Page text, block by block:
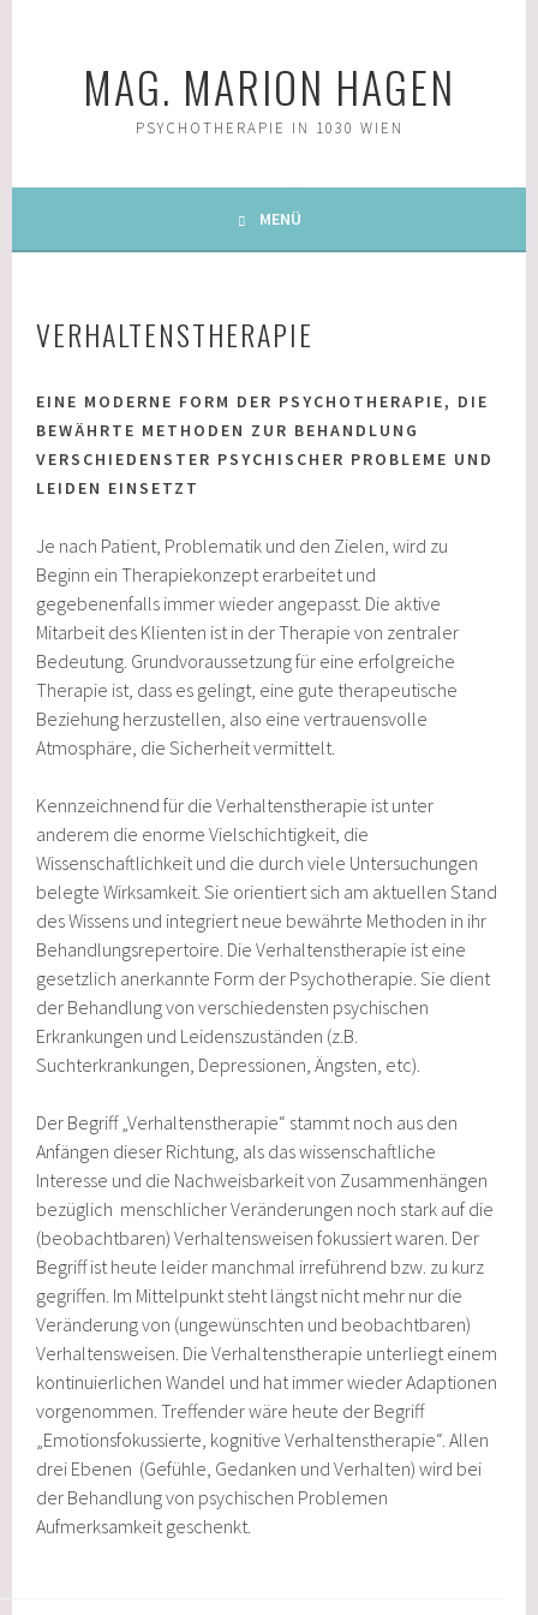
MAG. MARION HAGEN
PSYCHOTHERAPIE IN 1030 WIEN
MENÜ
VERHALTENSTHERAPIE
EINE MODERNE FORM DER PSYCHOTHERAPIE, DIE
BEWÄHRTE METHODEN ZUR BEHANDLUNG
VERSCHIEDENSTER PSYCHISCHER PROBLEME UND
LEIDEN EINSETZT
Je nach Patient, Problematik und den Zielen, wird zu
Beginn ein Therapiekonzept erarbeitet und
gegebenenfalls immer wieder angepasst. Die aktive
Mitarbeit des Klienten ist in der Therapie von zentraler
Bedeutung. Grundvoraussetzung für eine erfolgreiche
Therapie ist, dass es gelingt, eine gute therapeutische
Beziehung herzustellen, also eine vertrauensvolle
Atmosphäre, die Sicherheit vermittelt.
Kennzeichnend für die Verhaltenstherapie ist unter
anderem die enorme Vielschichtigkeit, die
Wissenschaftlichkeit und die durch viele Untersuchungen
belegte Wirksamkeit. Sie orientiert sich am aktuellen Stand
des Wissens und integriert neue bewährte Methoden in ihr
Behandlungsrepertoire. Die Verhaltenstherapie ist eine
gesetzlich anerkannte Form der Psychotherapie. Sie dient
der Behandlung von verschiedensten psychischen
Erkrankungen und Leidenszuständen (z.B.
Suchterkrankungen, Depressionen, Ängsten, etc).
Der Begriff „Verhaltenstherapie“ stammt noch aus den
Anfängen dieser Richtung, als das wissenschaftliche
Interesse und die Nachweisbarkeit von Zusammenhängen
bezüglich menschlicher Veränderungen noch stark auf die
(beobachtbaren) Verhaltensweisen fokussiert waren. Der
Begriff ist heute leider manchmal irreführend bzw. zu kurz
gegriffen. Im Mittelpunkt steht längst nicht mehr nur die
Veränderung von (ungewünschten und beobachtbaren)
Verhaltensweisen. Die Verhaltenstherapie unterliegt einem
kontinuierlichen Wandel und hat immer wieder Adaptionen
vorgenommen. Treffender wäre heute der Begriff
„Emotionsfokussierte, kognitive Verhaltenstherapie“. Allen
drei Ebenen (Gefühle, Gedanken und Verhalten) wird bei
der Behandlung von psychischen Problemen
Aufmerksamkeit geschenkt.